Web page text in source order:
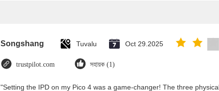
Songshang Tuvalu Oct 29.2025
trustpilot.com সহায়ক (1)
"Setting the IPD on my Pico 4 was a game-changer! The three